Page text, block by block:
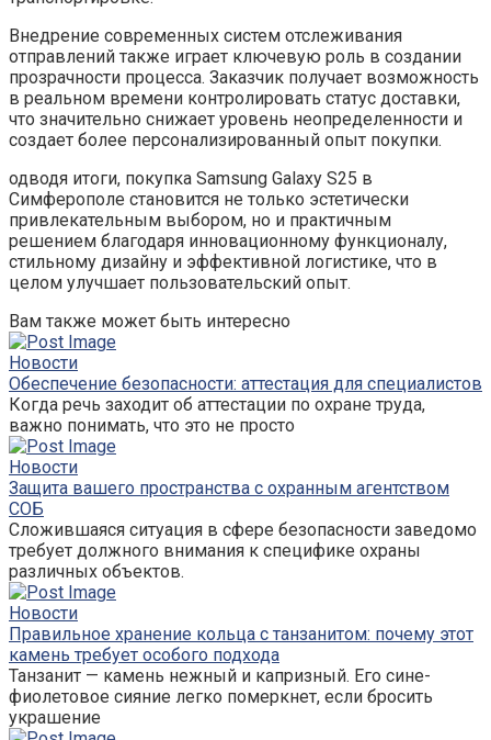
Внедрение современных систем отслеживания
отправлений также играет ключевую роль в создании
прозрачности процесса. Заказчик получает возможность
в реальном времени контролировать статус доставки,
что значительно снижает уровень неопределенности и
создает более персонализированный опыт покупки.
одводя итоги, покупка Samsung Galaxy S25 в
Симферополе становится не только эстетически
привлекательным выбором, но и практичным
решением благодаря инновационному функционалу,
стильному дизайну и эффективной логистике, что в
целом улучшает пользовательский опыт.
Вам также может быть интересно
Новости
Обеспечение безопасности: аттестация для специалистов
Когда речь заходит об аттестации по охране труда,
важно понимать, что это не просто
Новости
Защита вашего пространства с охранным агентством
СОБ
Сложившаяся ситуация в сфере безопасности заведомо
требует должного внимания к специфике охраны
различных объектов.
Новости
Правильное хранение кольца с танзанитом: почему этот
камень требует особого подхода
Танзанит — камень нежный и капризный. Его сине-
фиолетовое сияние легко померкнет, если бросить
украшение